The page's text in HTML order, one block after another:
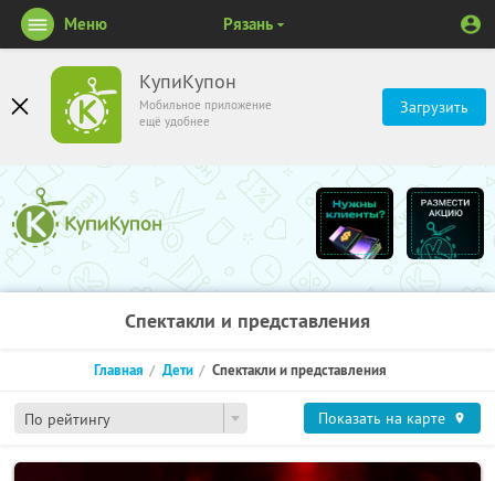
КупиКупон
Мобильное приложение
ещё удобнее
Загрузить
Меню Рязань
Спектакли и представления
По рейтингу
Главная Дети Спектакли и представления
Показать на карте